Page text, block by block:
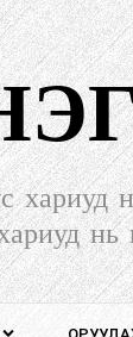
хариуд